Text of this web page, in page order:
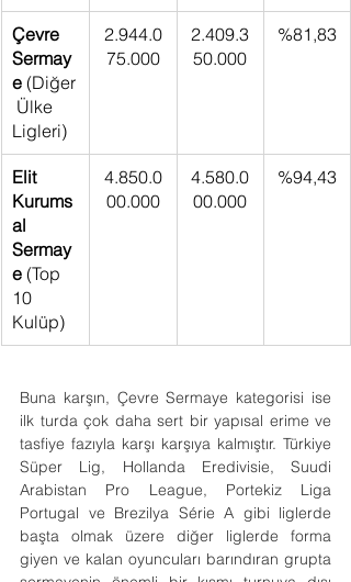
Çevre
Sermay
e (Diğer
Ülke
Ligleri)
2.944.0
75.000
2.409.3
50.000
%81,83
Elit
Kurums
al
Sermay
e (Top
10
Kulüp)
4.850.0
00.000
4.580.0
00.000
%94,43
Buna karşın, Çevre Sermaye kategorisi ise
ilk turda çok daha sert bir yapısal erime ve
tasfiye fazıyla karşı karşıya kalmıştır. Türkiye
Süper Lig, Hollanda Eredivisie, Suudi
Arabistan Pro League, Portekiz Liga
Portugal ve Brezilya Série A gibi liglerde
başta olmak üzere diğer liglerde forma
giyen ve kalan oyuncuları barındıran grupta